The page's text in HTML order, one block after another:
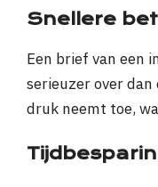
Snellere
Een brief van een
serieuzer over
druk neemt toe,